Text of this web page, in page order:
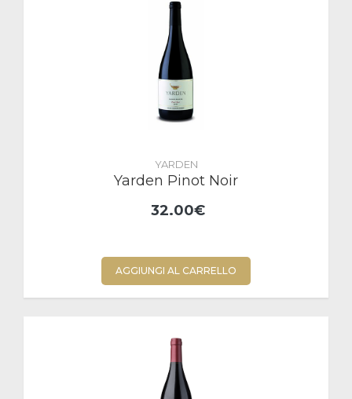
YARDEN
Yarden Pinot Noir
32.00€
AGGIUNGI AL CARRELLO